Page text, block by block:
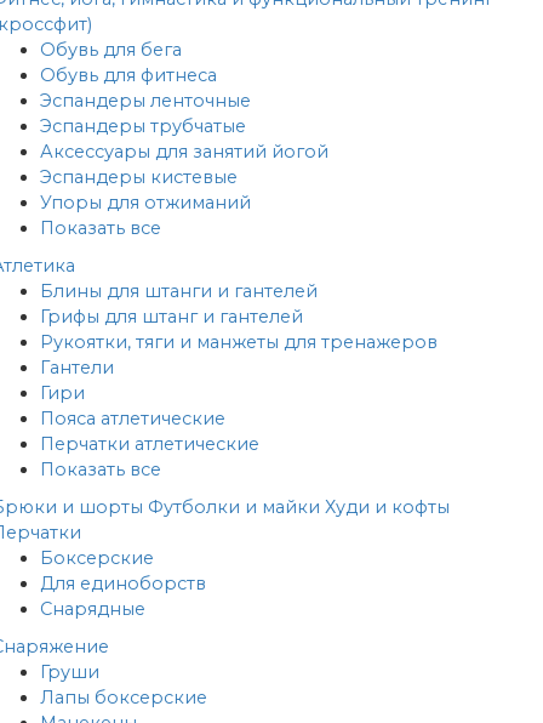
Обувь для бега
Обувь для фитнеса
Эспандеры ленточные
Эспандеры трубчатые
Аксессуары для занятий йогой
Эспандеры кистевые
Упоры для отжиманий
Показать все
Блины для штанги и гантелей
Грифы для штанг и гантелей
Рукоятки, тяги и манжеты для тренажеров
Гантели
Гири
Пояса атлетические
Перчатки атлетические
Показать все
и шорты Футболки и майки Худи и кофты
Боксерские
Для единоборств
Снарядные
Груши
Лапы боксерские